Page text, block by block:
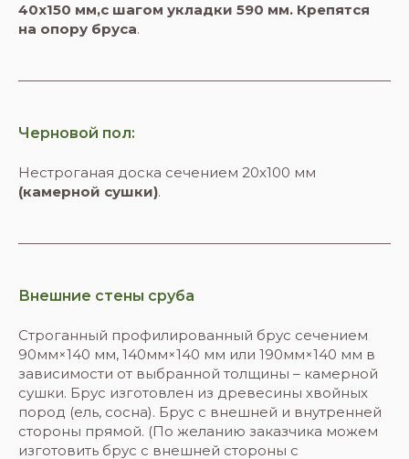
40х150 мм,с шагом укладки 590 мм. Крепятся
на опору бруса.
Черновой пол:
Нестроганая доска сечением 20х100 мм
(камерной сушки).
Внешние стены сруба
Строганный профилированный брус сечением
90мм×140 мм, 140мм×140 мм или 190мм×140 мм в
зависимости от выбранной толщины – камерной
сушки. Брус изготовлен из древесины хвойных
пород (ель, сосна). Брус с внешней и внутренней
стороны прямой. (По желанию заказчика можем
изготовить брус с внешней стороны с